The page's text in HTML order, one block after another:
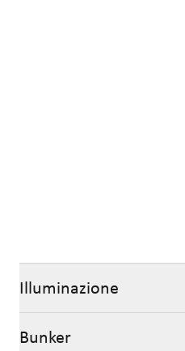
Illuminazione
Bunker